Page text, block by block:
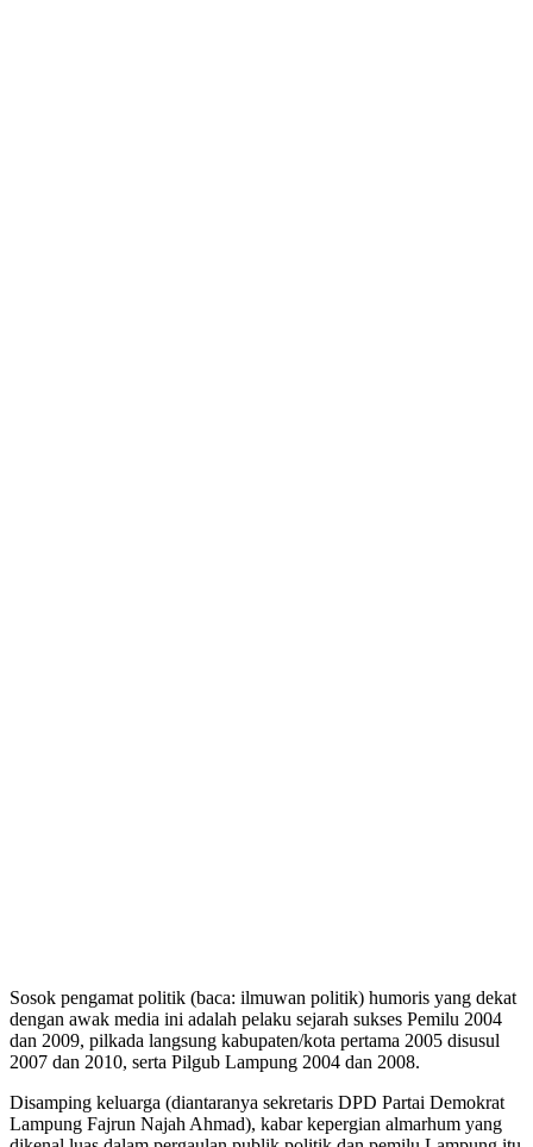
Sosok pengamat politik (baca: ilmuwan politik) humoris yang dekat
dengan awak media ini adalah pelaku sejarah sukses Pemilu 2004
dan 2009, pilkada langsung kabupaten/kota pertama 2005 disusul
2007 dan 2010, serta Pilgub Lampung 2004 dan 2008.
Disamping keluarga (diantaranya sekretaris DPD Partai Demokrat
Lampung Fajrun Najah Ahmad), kabar kepergian almarhum yang